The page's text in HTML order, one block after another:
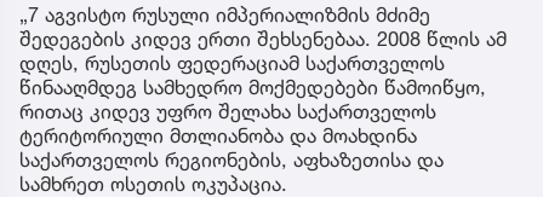
„7 აგვისტო რუსული იმპერიალიზმის მძიმე
შედეგების კიდევ ერთი შეხსენებაა. 2008 წლის ამ
დღეს, რუსეთის ფედერაციამ საქართველოს
წინააღმდეგ სამხედრო მოქმედებები წამოიწყო,
რითაც კიდევ უფრო შელახა საქართველოს
ტერიტორიული მთლიანობა და მოახდინა
საქართველოს რეგიონების, აფხაზეთისა და
სამხრეთ ოსეთის ოკუპაცია.